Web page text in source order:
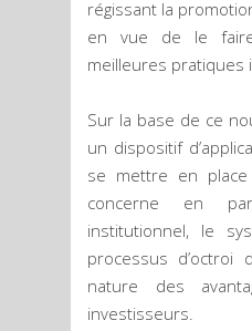
régissant la
en vue de le
meilleures pratiques
Sur la base de ce
un dispositif
se mettre en place
concerne en
institutionnel, le
processus d’octroi
nature des
investisseurs.